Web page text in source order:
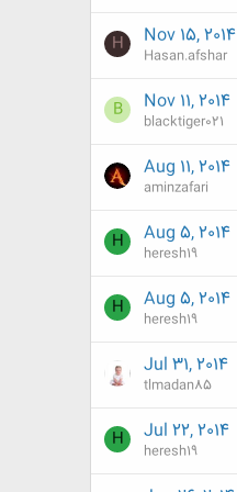
Nov 15, 2014
Hasan.afshar
H
Nov 11, 2014
blacktiger021
B
Aug 11, 2014
aminzafari
Aug 5, 2014
heresh19
H
Aug 5, 2014
heresh19
H
Jul 31, 2014
tlmadan85
Jul 22, 2014
heresh19
H